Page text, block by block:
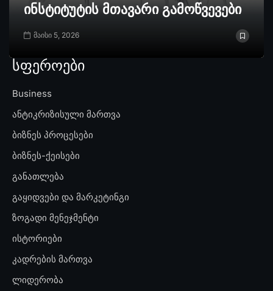
ინსტიტუტის მთავარი გამოწვევები
მაისი 5, 2026
სფეროები
Business
ანტიკრიზისული მართვა
ბიზნეს პროცესები
ბიზნეს-ქეისები
განათლება
გაყიდვები და მარკეტინგი
ზოგადი მენეჯმენტი
ისტორიები
კადრების მართვა
ლიდერობა